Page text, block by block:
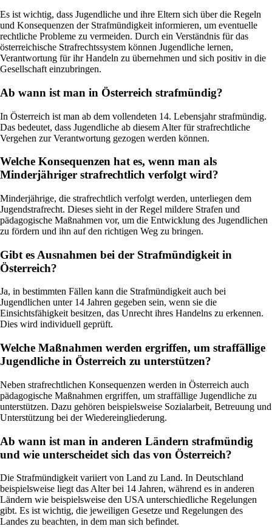
Es ist wichtig, dass Jugendliche und ihre Eltern sich über die Regeln
und Konsequenzen der Strafmündigkeit informieren, um eventuelle
rechtliche Probleme zu vermeiden. Durch ein Verständnis für das
österreichische Strafrechtssystem können Jugendliche lernen,
Verantwortung für ihr Handeln zu übernehmen und sich positiv in die
Gesellschaft einzubringen.
Ab wann ist man in Österreich strafmündig?
In Österreich ist man ab dem vollendeten 14. Lebensjahr strafmündig.
Das bedeutet, dass Jugendliche ab diesem Alter für strafrechtliche
Vergehen zur Verantwortung gezogen werden können.
Welche Konsequenzen hat es, wenn man als
Minderjähriger strafrechtlich verfolgt wird?
Minderjährige, die strafrechtlich verfolgt werden, unterliegen dem
Jugendstrafrecht. Dieses sieht in der Regel mildere Strafen und
pädagogische Maßnahmen vor, um die Entwicklung des Jugendlichen
zu fördern und ihn auf den richtigen Weg zu bringen.
Gibt es Ausnahmen bei der Strafmündigkeit in
Österreich?
Ja, in bestimmten Fällen kann die Strafmündigkeit auch bei
Jugendlichen unter 14 Jahren gegeben sein, wenn sie die
Einsichtsfähigkeit besitzen, das Unrecht ihres Handelns zu erkennen.
Dies wird individuell geprüft.
Welche Maßnahmen werden ergriffen, um straffällige
Jugendliche in Österreich zu unterstützen?
Neben strafrechtlichen Konsequenzen werden in Österreich auch
pädagogische Maßnahmen ergriffen, um straffällige Jugendliche zu
unterstützen. Dazu gehören beispielsweise Sozialarbeit, Betreuung und
Unterstützung bei der Wiedereingliederung.
Ab wann ist man in anderen Ländern strafmündig
und wie unterscheidet sich das von Österreich?
Die Strafmündigkeit variiert von Land zu Land. In Deutschland
beispielsweise liegt das Alter bei 14 Jahren, während es in anderen
Ländern wie beispielsweise den USA unterschiedliche Regelungen
gibt. Es ist wichtig, die jeweiligen Gesetze und Regelungen des
Landes zu beachten, in dem man sich befindet.